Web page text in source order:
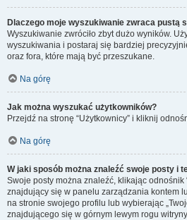
Dlaczego moje wyszukiwanie zwraca pustą
Wyszukiwanie zwróciło zbyt dużo wyników.
wyszukiwania i postaraj się bardziej
oraz fora, które mają być przeszukane.
Na górę
Jak można wyszukać użytkowników?
Przejdź na stronę “Użytkownicy” i kliknij
Na górę
W jaki sposób można znaleźć swoje posty i
Swoje posty można znaleźć, klikając odnośnik
znajdujący się w panelu zarządzania kontem
na stronie swojego profilu lub wybierając
znajdującego się w górnym lewym rogu